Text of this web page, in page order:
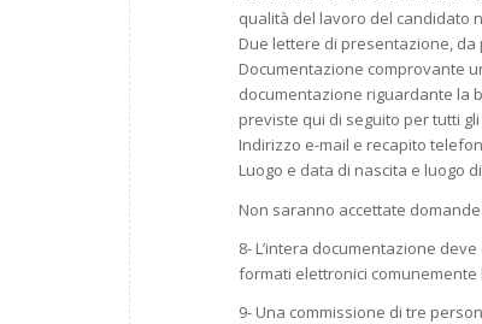
qualità del lavoro del candidato
Due lettere di presentazione, da
Documentazione comprovante
documentazione riguardante la
previste qui di seguito per tutti
Indirizzo e-mail e recapito
Luogo e data di nascita e luogo
Non saranno accettate
8- L’intera documentazione
formati elettronici comunemente
9- Una commissione di tre